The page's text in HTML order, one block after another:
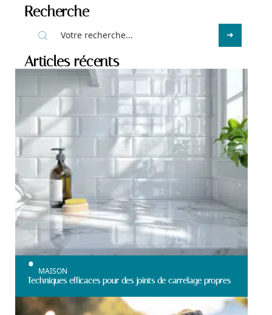
Recherche
Articles récents
MAISON
Techniques efficaces pour des joints de carrelage propres